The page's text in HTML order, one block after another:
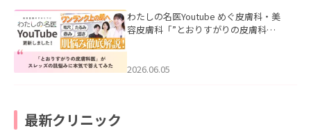
わたしの名医Youtube めぐ皮膚科・美
容皮膚科「”とおりすがりの皮膚科
2026.06.05
最新クリニック